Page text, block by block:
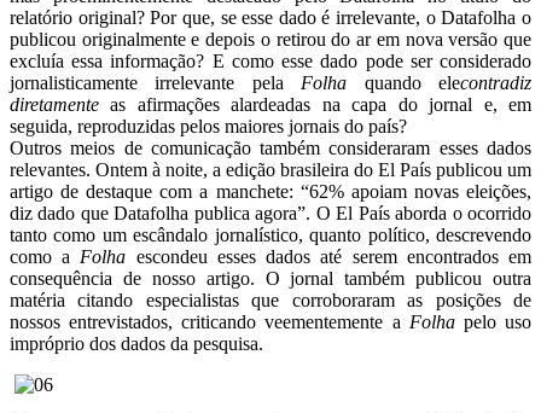
relatório original? Por que, se esse dado é irrelevante, o Datafolha o
publicou originalmente e depois o retirou do ar em nova versão que
excluía essa informação? E como esse dado pode ser considerado
jornalisticamente irrelevante pela Folha quando elecontradiz
diretamente as afirmações alardeadas na capa do jornal e, em
seguida, reproduzidas pelos maiores jornais do país?
Outros meios de comunicação também consideraram esses dados
relevantes. Ontem à noite, a edição brasileira do El País publicou um
artigo de destaque com a manchete: “62% apoiam novas eleições,
diz dado que Datafolha publica agora”. O El País aborda o ocorrido
tanto como um escândalo jornalístico, quanto político, descrevendo
como a Folha escondeu esses dados até serem encontrados em
consequência de nosso artigo. O jornal também publicou outra
matéria citando especialistas que corroboraram as posições de
nossos entrevistados, criticando veementemente a Folhapelo uso
impróprio dos dados da pesquisa.